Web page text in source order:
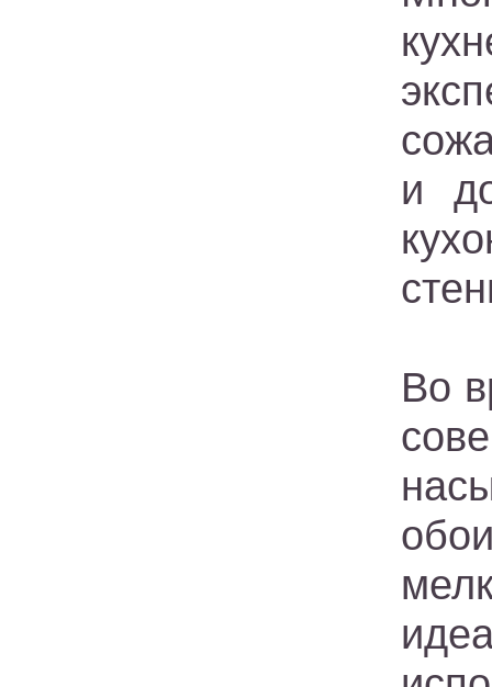
и
Во